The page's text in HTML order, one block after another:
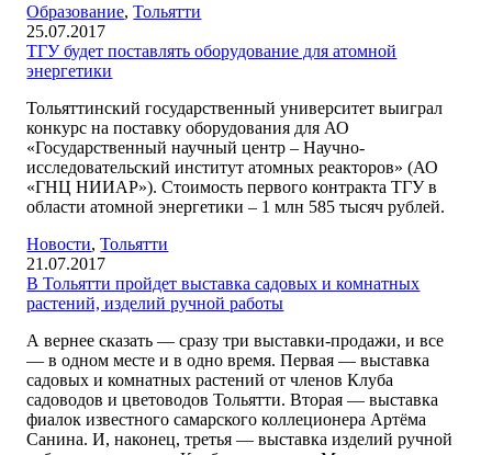
Образование,Тольятти
25.07.2017
ТГУ будет поставлять оборудование для атомной
энергетики
Тольяттинский государственный университет выиграл
конкурс на поставку оборудования для АО
«Государственный научный центр – Научно-
исследовательский институт атомных реакторов» (АО
«ГНЦ НИИАР»). Стоимость первого контракта ТГУ в
области атомной энергетики – 1 млн 585 тысяч рублей.
Новости,Тольятти
21.07.2017
В Тольятти пройдет выставка садовых и комнатных
растений, изделий ручной работы
А вернее сказать — сразу три выставки-продажи, и все
— в одном месте и в одно время. Первая — выставка
садовых и комнатных растений от членов Клуба
садоводов и цветоводов Тольятти. Вторая — выставка
фиалок известного самарского коллеционера Артёма
Санина. И, наконец, третья — выставка изделий ручной